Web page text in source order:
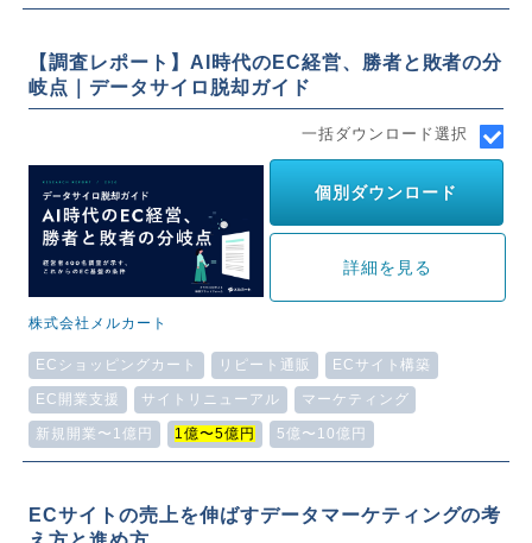
【調査レポート】AI時代のEC経営、勝者と敗者の分
岐点｜データサイロ脱却ガイド
一括ダウンロード選択
個別ダウンロード
詳細を見る
株式会社メルカート
ECショッピングカート リピート通販 ECサイト構築
EC開業支援 サイトリニューアル マーケティング
新規開業〜1億円 1億〜5億円 5億〜10億円
ECサイトの売上を伸ばすデータマーケティングの考